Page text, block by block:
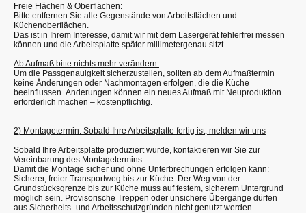
Freie Flächen & Oberflächen:
Bitte entfernen Sie alle Gegenstände von Arbeitsflächen und
Küchenoberflächen.
Das ist in Ihrem Interesse, damit wir mit dem Lasergerät fehlerfrei messen
können und die Arbeitsplatte später millimetergenau sitzt.
Ab Aufmaß bitte nichts mehr verändern:
Um die Passgenauigkeit sicherzustellen, sollten ab dem Aufmaßtermin
keine Änderungen oder Nachmontagen erfolgen, die die Küche
beeinflussen. Änderungen können ein neues Aufmaß mit Neuproduktion
erforderlich machen – kostenpflichtig.
2) Montagetermin: Sobald Ihre Arbeitsplatte fertig ist, melden wir uns
Sobald Ihre Arbeitsplatte produziert wurde, kontaktieren wir Sie zur
Vereinbarung des Montagetermins.
Damit die Montage sicher und ohne Unterbrechungen erfolgen kann:
Sicherer, freier Transportweg bis zur Küche: Der Weg von der
Grundstücksgrenze bis zur Küche muss auf festem, sicherem Untergrund
möglich sein. Provisorische Treppen oder unsichere Übergänge dürfen
aus Sicherheits- und Arbeitsschutzgründen nicht genutzt werden.